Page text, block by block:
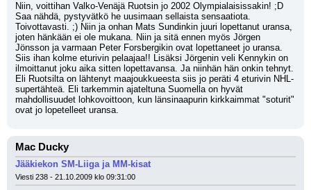
Niin, voittihan Valko-Venäjä Ruotsin jo 2002 Olympialaisissakin! ;D
Saa nähdä, pystyvätkö he uusimaan sellaista sensaatiota.
Toivottavasti. ;) Niin ja onhan Mats Sundinkin juuri lopettanut uransa,
joten hänkään ei ole mukana. Niin ja sitä ennen myös Jörgen
Jönsson ja varmaan Peter Forsbergikin ovat lopettaneet jo uransa.
Siis ihan kolme eturivin pelaajaa!! Lisäksi Jörgenin veli Kennykin on
ilmoittanut joku aika sitten lopettavansa. Ja niinhän hän onkin tehnyt.
Eli Ruotsilta on lähtenyt maajoukkueesta siis jo peräti 4 eturivin NHL-
supertähteä. Eli tarkemmin ajateltuna Suomella on hyvät
mahdollisuudet lohkovoittoon, kun länsinaapurin kirkkaimmat "soturit"
ovat jo lopetelleet uransa.
Mac Ducky
Jääkiekon SM-Liiga ja MM-kisat
Viesti 238 - 21.10.2009 klo 09:31:00